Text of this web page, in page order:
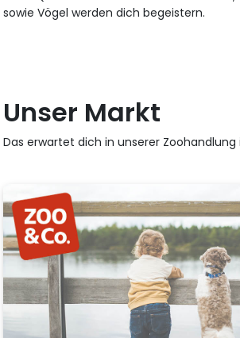
sowie Vögel werden dich begeistern.
Unser Markt
Das erwartet dich in unserer Zoohandlung